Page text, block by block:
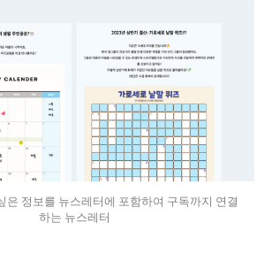
은 정보를 뉴스레터에 포함하여 구독까지 연결
하는 뉴스레터